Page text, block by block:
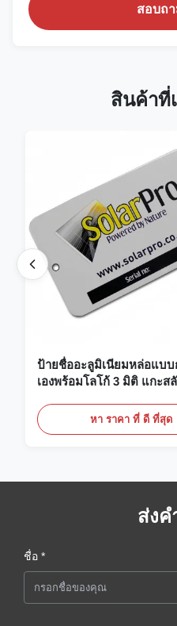
สอบถ
สินค้าที่
ป้ายชื่ออะลูมิเนียมหล่อแบ
เองพร้อมโลโก้ 3 มิติ แกะส
หา ราคา ที่ ดี ที่สุด
ส่งค
ชื่อ *